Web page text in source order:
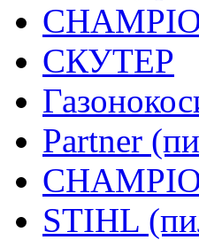
СКУТЕР
Partner
STIHL